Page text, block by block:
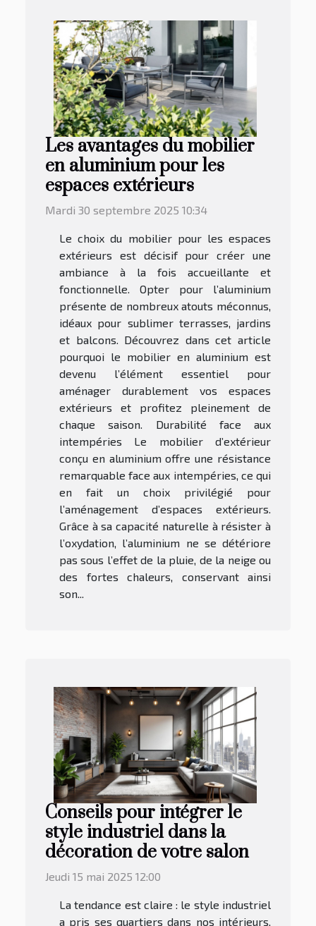
Les avantages du mobilier
en aluminium pour les
espaces extérieurs
Mardi 30 septembre 2025 10:34
Le choix du mobilier pour les espaces
extérieurs est décisif pour créer une
ambiance à la fois accueillante et
fonctionnelle. Opter pour l’aluminium
présente de nombreux atouts méconnus,
idéaux pour sublimer terrasses, jardins
et balcons. Découvrez dans cet article
pourquoi le mobilier en aluminium est
devenu l’élément essentiel pour
aménager durablement vos espaces
extérieurs et profitez pleinement de
chaque saison. Durabilité face aux
intempéries Le mobilier d’extérieur
conçu en aluminium offre une résistance
remarquable face aux intempéries, ce qui
en fait un choix privilégié pour
l’aménagement d’espaces extérieurs.
Grâce à sa capacité naturelle à résister à
l’oxydation, l’aluminium ne se détériore
pas sous l’effet de la pluie, de la neige ou
des fortes chaleurs, conservant ainsi
son...
Conseils pour intégrer le
style industriel dans la
décoration de votre salon
Jeudi 15 mai 2025 12:00
La tendance est claire : le style industriel
a pris ses quartiers dans nos intérieurs,